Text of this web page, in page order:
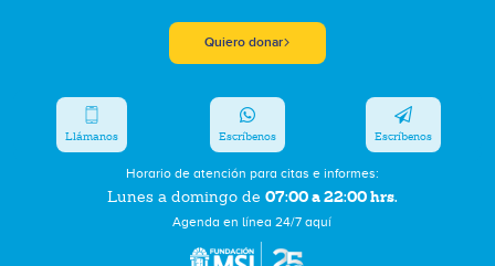
Quiero donar
Horario de atención para citas e informes:
Lunes a domingo de 07:00 a 22:00 hrs.
Agenda en línea 24/7 aquí
Llámanos Escríbenos Escríbenos